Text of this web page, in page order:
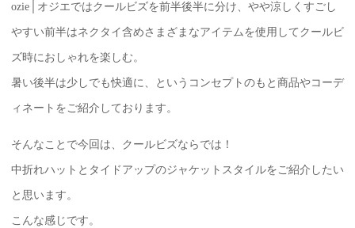
ozie│オジエではクールビズを前半後半に分け、やや涼しくすごし
やすい前半はネクタイ含めさまざまなアイテムを使用してクールビ
ズ時におしゃれを楽しむ。
暑い後半は少しでも快適に、というコンセプトのもと商品やコーデ
ィネートをご紹介しております。
そんなことで今回は、クールビズならでは！
中折れハットとタイドアップのジャケットスタイルをご紹介したい
と思います。
こんな感じです。